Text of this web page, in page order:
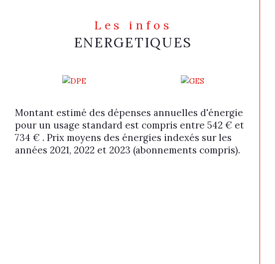
Les infos
ENERGETIQUES
Montant estimé des dépenses annuelles d'énergie
pour un usage standard est compris entre 542 € et
734 € . Prix moyens des énergies indexés sur les
années 2021, 2022 et 2023 (abonnements compris).